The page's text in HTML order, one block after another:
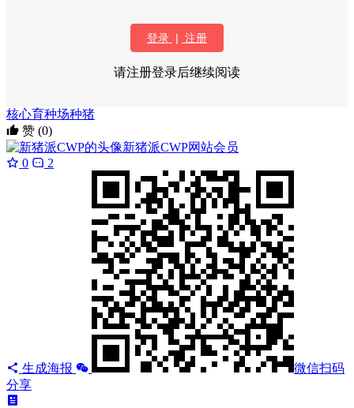
登录 | 注册
请注册登录后继续阅读
核心育种场种猪
赞 (0)
新猪派CWP网站会员
0
2
生成海报
微信扫码
分享